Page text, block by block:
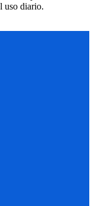
uso diario.